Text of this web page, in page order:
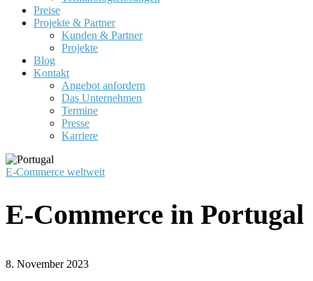
Preise
Projekte & Partner
Kunden & Partner
Projekte
Blog
Kontakt
Angebot anfordern
Das Unternehmen
Termine
Presse
Karriere
E-Commerce weltweit
E-Commerce in Portugal
8. November 2023